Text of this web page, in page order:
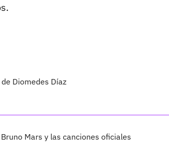
Diomedes Díaz
Mars y las canciones oficiales